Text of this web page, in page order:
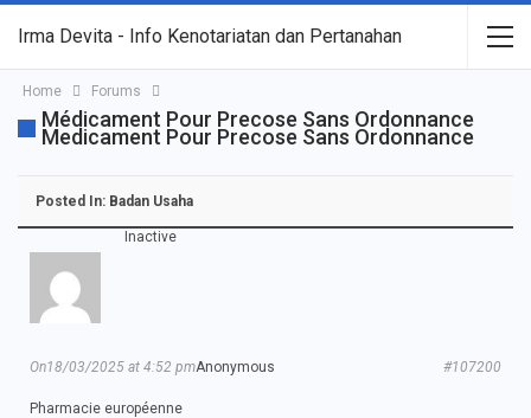
Irma Devita - Info Kenotariatan dan Pertanahan
Home Forums
Médicament Pour Precose Sans Ordonnance
Medicament Pour Precose Sans Ordonnance
Posted In: Badan Usaha
Inactive
Anonymous
On18/03/2025 at 4:52 pm #107200
Pharmacie européenne